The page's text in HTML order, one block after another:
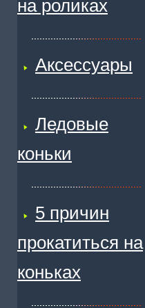
на роликах
Аксессуары
Ледовые
коньки
5 причин
прокатиться на
коньках